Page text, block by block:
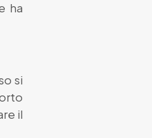
ha
si
il